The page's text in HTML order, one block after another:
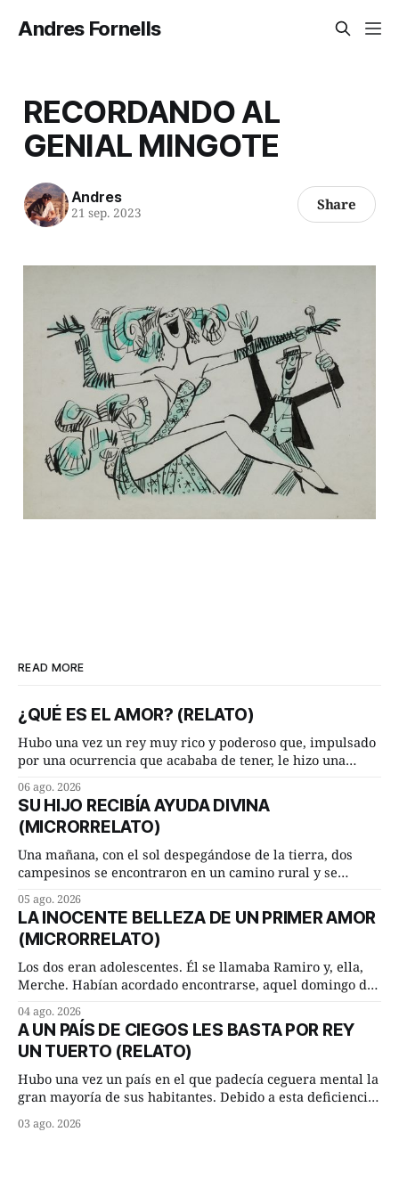
Andres Fornells
RECORDANDO AL
GENIAL MINGOTE
Andres
21 sep. 2023 Share
READ MORE
¿QUÉ ES EL AMOR? (RELATO)
Hubo una vez un rey muy rico y poderoso que, impulsado
por una ocurrencia que acababa de tener, le hizo una
Dime, hombre sabio, ¿qué es el amor según tú? Su
consejero, que era muy prudente y astuto le respondió de
inmediato:
06 ago. 2026
SU HIJO RECIBÍA AYUDA DIVINA
(MICRORRELATO)
Una mañana, con el sol despegándose de la tierra, dos
campesinos se encontraron en un camino rural y se
remolachas, Manuel? —quiso saber uno. —Eso acabo de
hacer, Paco. ¿Cómo va ese maíz tuyo? --se interesó el otro.
—De momento mejor
05 ago. 2026
LA INOCENTE BELLEZA DE UN PRIMER AMOR
(MICRORRELATO)
Los dos eran adolescentes. Él se llamaba Ramiro y, ella,
Merche. Habían acordado encontrarse, aquel domingo de
lugar del río que debía este nombre a la pronunciada
curva que la corriente fluvial presentaba en aquel punto.
Habían dispuesto que
04 ago. 2026
A UN PAÍS DE CIEGOS LES BASTA POR REY
UN TUERTO (RELATO)
Hubo una vez un país en el que padecía ceguera mental la
gran mayoría de sus habitantes. Debido a esta deficiencia,
superiores en número a los que no padecían ninguna
03 ago. 2026